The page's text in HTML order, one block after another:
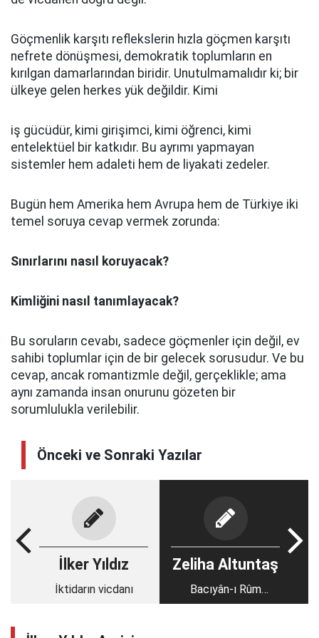
Göçmenlik karşıtı reflekslerin hızla göçmen karşıtı
nefrete dönüşmesi, demokratik toplumların en
kırılgan damarlarından biridir. Unutulmamalıdır ki; bir
ülkeye gelen herkes yük değildir. Kimi
iş gücüdür, kimi girişimci, kimi öğrenci, kimi
entelektüel bir katkıdır. Bu ayrımı yapmayan
sistemler hem adaleti hem de liyakati zedeler.
Bugün hem Amerika hem Avrupa hem de Türkiye iki
temel soruya cevap vermek zorunda:
Sınırlarını nasıl koruyacak?
Kimliğini nasıl tanımlayacak?
Bu soruların cevabı, sadece göçmenler için değil, ev
sahibi toplumlar için de bir gelecek sorusudur. Ve bu
cevap, ancak romantizmle değil, gerçeklikle; ama
aynı zamanda insan onurunu gözeten bir
sorumlulukla verilebilir.
Önceki ve Sonraki Yazılar
İlker Yıldız
İktidarın vicdanı
Zeliha Altuntaş
Bacıyân-ı Rûm
örgütlenmesi